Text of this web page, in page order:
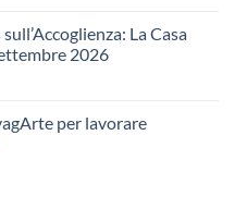
La Casa
2026
per lavorare